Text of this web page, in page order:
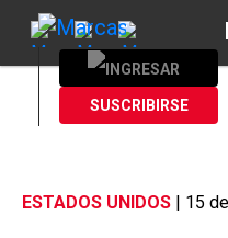
INGRESAR
SUSCRIBIRSE
ESTADOS UNIDOS | 15